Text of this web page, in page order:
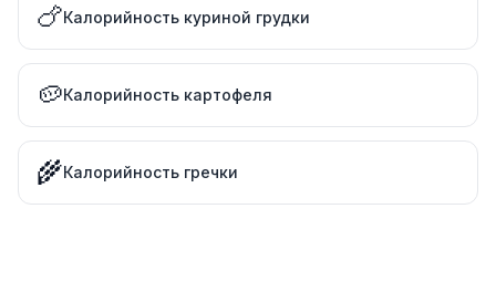
🍗Калорийность куриной грудки
🥔Калорийность картофеля
🌾Калорийность гречки